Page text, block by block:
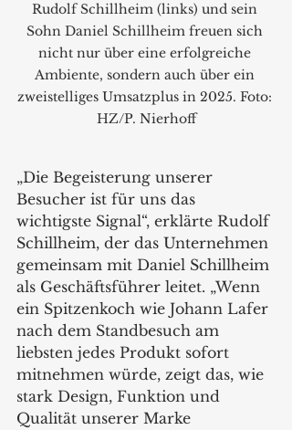
Rudolf Schillheim (links) und sein
Sohn Daniel Schillheim freuen sich
nicht nur über eine erfolgreiche
Ambiente, sondern auch über ein
zweistelliges Umsatzplus in 2025. Foto:
HZ/P. Nierhoff
„Die Begeisterung unserer
Besucher ist für uns das
wichtigste Signal“, erklärte Rudolf
Schillheim, der das Unternehmen
gemeinsam mit Daniel Schillheim
als Geschäftsführer leitet. „Wenn
ein Spitzenkoch wie Johann Lafer
nach dem Standbesuch am
liebsten jedes Produkt sofort
mitnehmen würde, zeigt das, wie
stark Design, Funktion und
Qualität unserer Marke